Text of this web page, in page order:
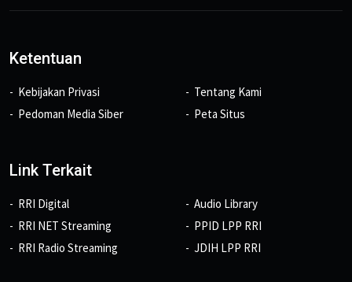
Ketentuan
Kebijakan Privasi
Pedoman Media Siber
Tentang Kami
Peta Situs
Link Terkait
RRI Digital
RRI NET Streaming
RRI Radio Streaming
Audio Library
PPID LPP RRI
JDIH LPP RRI